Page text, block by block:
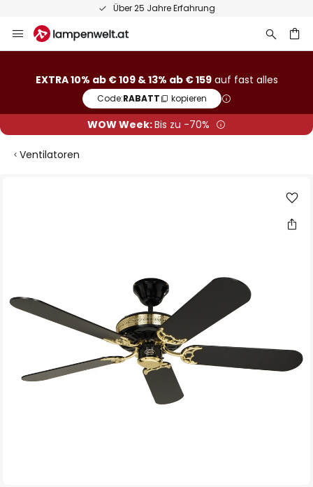
Über 25 Jahre Erfahrung
Inhalt
EXTRA 10% ab € 109 & 13% ab € 159auf fast alles
Code:RABATT kopieren
WOW Week:Bis zu -70%
Ventilatoren